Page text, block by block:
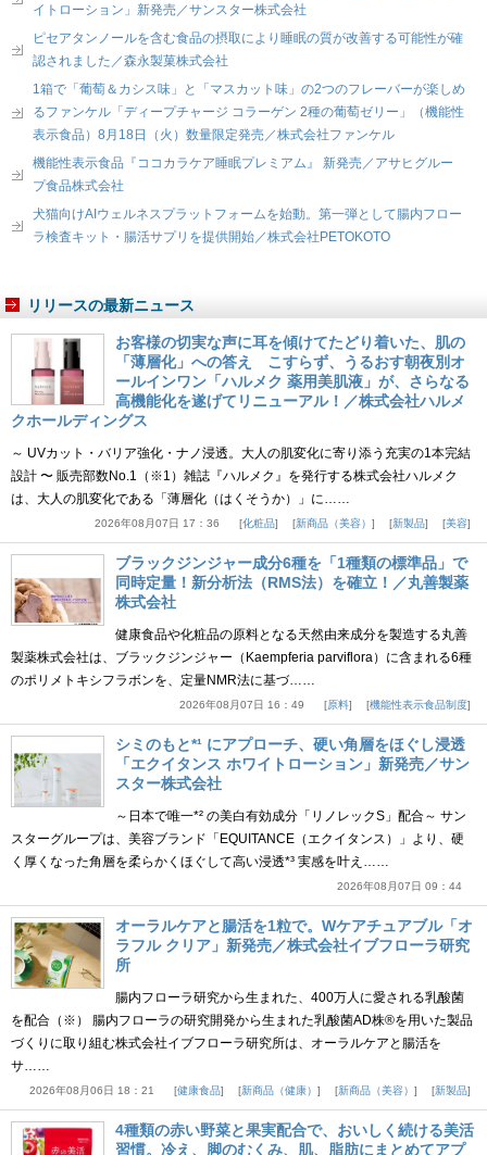
イトローション」新発売／サンスター株式会社
ピセアタンノールを含む食品の摂取により睡眠の質が改善する可能性が確
認されました／森永製菓株式会社
1箱で「葡萄＆カシス味」と「マスカット味」の2つのフレーバーが楽しめ
るファンケル「ディープチャージ コラーゲン 2種の葡萄ゼリー」（機能性
表示食品）8月18日（火）数量限定発売／株式会社ファンケル
機能性表示食品『ココカラケア睡眠プレミアム』 新発売／アサヒグルー
プ食品株式会社
犬猫向けAIウェルネスプラットフォームを始動。第一弾として腸内フロー
ラ検査キット・腸活サプリを提供開始／株式会社PETOKOTO
リリースの最新ニュース
お客様の切実な声に耳を傾けてたどり着いた、肌の
「薄層化」への答え こすらず、うるおす朝夜別オ
ールインワン「ハルメク 薬用美肌液」が、さらなる
高機能化を遂げてリニューアル！／株式会社ハルメ
クホールディングス
～ UVカット・バリア強化・ナノ浸透。大人の肌変化に寄り添う充実の1本完結
設計 〜 販売部数No.1（※1）雑誌『ハルメク』を発行する株式会社ハルメク
は、大人の肌変化である「薄層化（はくそうか）」に……
2026年08月07日 17：36 化粧品 新商品（美容） 新製品 美容
ブラックジンジャー成分6種を「1種類の標準品」で
同時定量！新分析法（RMS法）を確立！／丸善製薬
株式会社
健康食品や化粧品の原料となる天然由来成分を製造する丸善
製薬株式会社は、ブラックジンジャー（Kaempferia parviflora）に含まれる6種
のポリメトキシフラボンを、定量NMR法に基づ……
2026年08月07日 16：49 原料 機能性表示食品制度
シミのもと*¹ にアプローチ、硬い角層をほぐし浸透
「エクイタンス ホワイトローション」新発売／サン
スター株式会社
～日本で唯一*² の美白有効成分「リノレックS」配合～ サン
スターグループは、美容ブランド「EQUITANCE（エクイタンス）」より、硬
く厚くなった角層を柔らかくほぐして高い浸透*³ 実感を叶え……
2026年08月07日 09：44
オーラルケアと腸活を1粒で。Wケアチュアブル「オ
ラフル クリア」新発売／株式会社イブフローラ研究
所
腸内フローラ研究から生まれた、400万人に愛される乳酸菌
を配合（※） 腸内フローラの研究開発から生まれた乳酸菌AD株®を用いた製品
づくりに取り組む株式会社イブフローラ研究所は、オーラルケアと腸活を
サ……
2026年08月06日 18：21 健康食品 新商品（健康） 新商品（美容） 新製品
4種類の赤い野菜と果実配合で、おいしく続ける美活
習慣。冷え、脚のむくみ、肌、脂肪にまとめてアプ